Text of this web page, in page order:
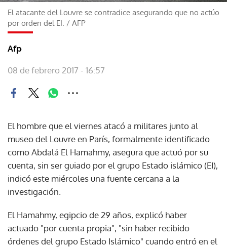
El atacante del Louvre se contradice asegurando que no actúo
por orden del EI. / AFP
Afp
08 de febrero 2017 - 16:57
El hombre que el viernes atacó a militares junto al
museo del Louvre en París, formalmente identificado
como Abdalá El Hamahmy, asegura que actuó por su
cuenta, sin ser guiado por el grupo Estado islámico (EI),
indicó este miércoles una fuente cercana a la
investigación.
El Hamahmy, egipcio de 29 años, explicó haber
actuado "por cuenta propia", "sin haber recibido
órdenes del grupo Estado Islámico" cuando entró en el